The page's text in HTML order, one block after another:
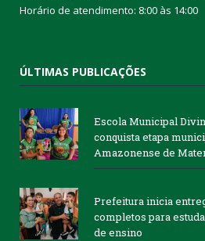
Horário de atendimento: 8:00 às 14:00
ÚLTIMAS PUBLICAÇÕES
Escola Municipal
conquista etapa
Amazonense de
Prefeitura inicia
completos para
de ensino